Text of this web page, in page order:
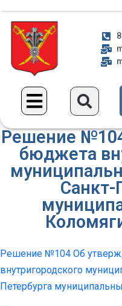
Решение
бюджета
Санкт-
Решение №104 Об
внутригородского
Петербурга